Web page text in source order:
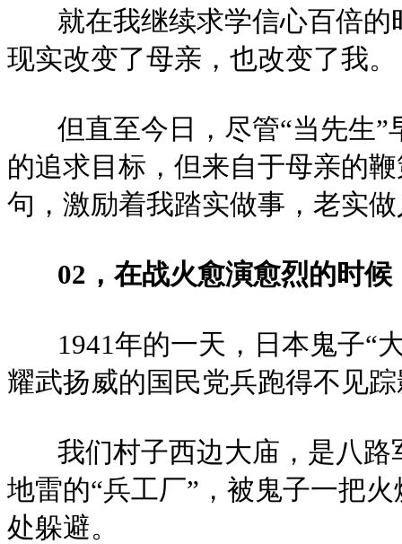
就在我继续求学信心百倍的
现实改变了母亲，也改变了我。
但直至今日，尽管“当先生”
的追求目标，但来自于母亲的
句，激励着我踏实做事，老实
02，在战火愈演愈烈的时
1941年的一天，日本鬼子“
耀武扬威的国民党兵跑得不见
我们村子西边大庙，是八路
地雷的“兵工厂”，被鬼子一把
处躲避。